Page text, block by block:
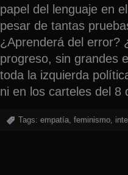
papel del lenguaje en
pesar de tantas
¿Aprenderá del error?
progreso, sin grandes
toda la izquierda
ni en los carteles del 8
Tags: empatía feminismo